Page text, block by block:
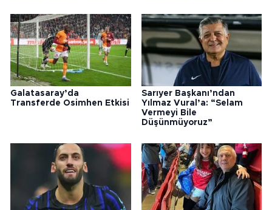
Galatasaray’da
Transferde Osimhen Etkisi
Sarıyer Başkanı’ndan
Yılmaz Vural’a: “Selam
Vermeyi Bile
Düşünmüyoruz”